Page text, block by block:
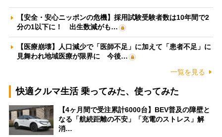
【安全・安心ニッポンの危機】採用試験受験者数は10年間で2
分の1以下に！ 出生数減がも…
【医療崩壊】人口減少で「医師不足」に加えて「患者不足」に
見舞われ地域医療が限界に 今後…
一覧を見る
快適クルマ生活 乗ってみた、使ってみた
【4ヶ月間で受注累計6000台】BEV普及の障壁と
なる「航続距離の不安」「充電のストレス」解
消…